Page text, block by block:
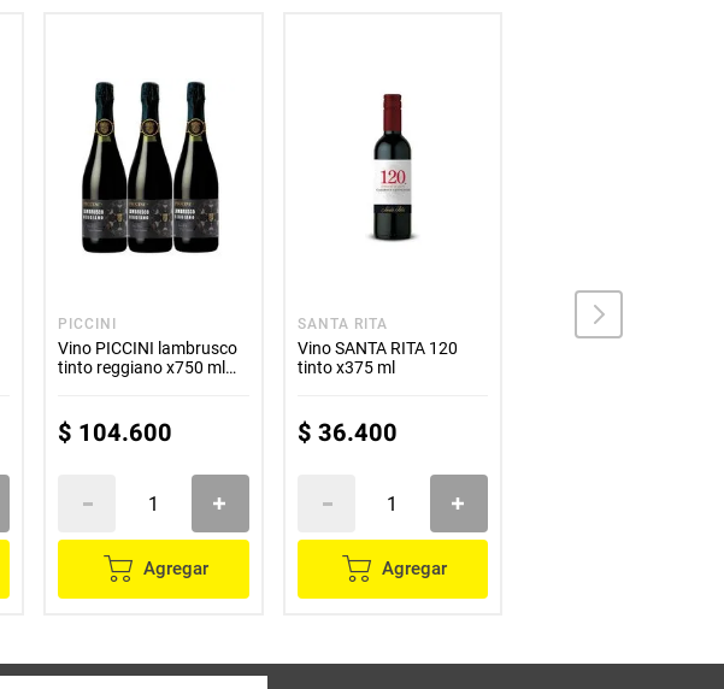
PICCINI
Vino PICCINI lambrusco
tinto reggiano x750 ml
$ 104.600
Agregar
SANTA RITA
Vino SANTA RITA 120
tinto x375 ml
$ 36.400
Agregar
LAS MORAS